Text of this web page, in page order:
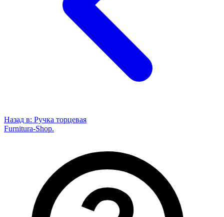
Назад в: Ручка торцевая
Furnitura-Shop.